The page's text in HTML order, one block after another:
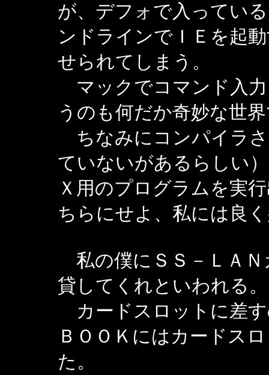
が、デフォで入ってい
ンドラインでＩＥを起
せられてしまう。
マックでコマンド入
うのも何だか奇妙な世
ちなみにコンパイラ
ていないがあるらしい
Ｘ用のプログラムを実
ちらにせよ、私には良
私の僕にＳＳ－ＬＡＮ
貸してくれといわれる。
カードスロットに差
ＢＯＯＫにはカードス
た。